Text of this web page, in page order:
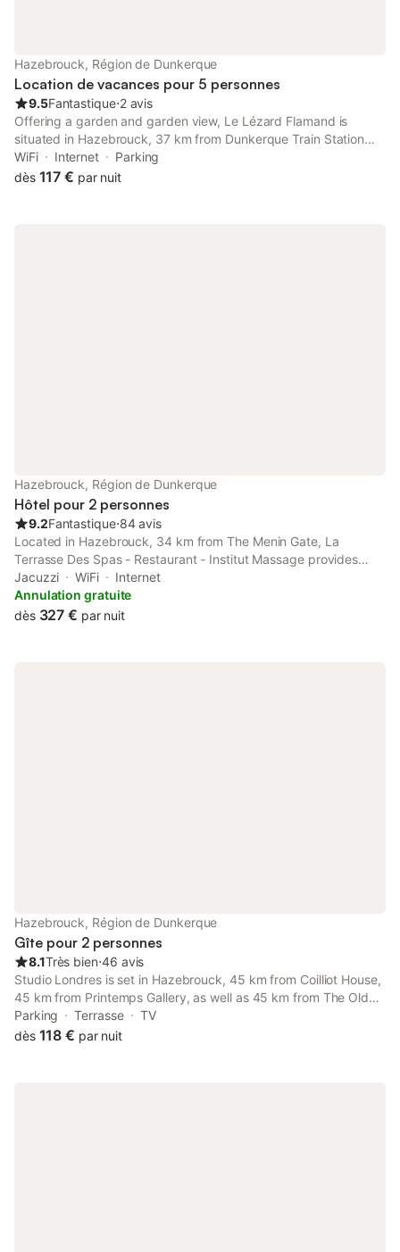
Hazebrouck, Région de Dunkerque
Location de vacances pour 5 personnes
9.5Fantastique⋅2 avis
Offering a garden and garden view, Le Lézard Flamand is
situated in Hazebrouck, 37 km from Dunkerque Train Station
and 42 km from St Philibert Metro Station. This property offers
access to a terrace, free private parking and free WiFi.
WiFi Internet
Parking
dès 117 € par nuit
Hazebrouck, Région de Dunkerque
Hôtel pour 2 personnes
9.2Fantastique⋅84 avis
Located in Hazebrouck, 34 km from The Menin Gate, La
Terrasse Des Spas - Restaurant - Institut Massage provides
accommodation with a terrace, free private parking, a
restaurant and a bar.
Jacuzzi WiFi
Internet
Annulation gratuite
dès 327 € par nuit
Hazebrouck, Région de Dunkerque
Gîte pour 2 personnes
8.1Très bien⋅46 avis
Studio Londres is set in Hazebrouck, 45 km from Coilliot House,
45 km from Printemps Gallery, as well as 45 km from The Old
Lille District. With free private parking, the property is 34 km
from The Menin Gate and 39 km from St Philibert Metro...
Parking Terrasse
TV
dès 118 € par nuit